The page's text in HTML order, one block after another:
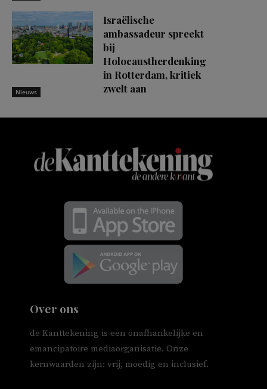
Nieuws
Israëlische
ambassadeur spreekt
bij
Holocaustherdenking
in Rotterdam, kritiek
zwelt aan
Over ons
de Kanttekening is een onafhankelijke en
emancipatoire mediaorganisatie. Onze
kernwaarden zijn: vrij, moedig en inclusief.